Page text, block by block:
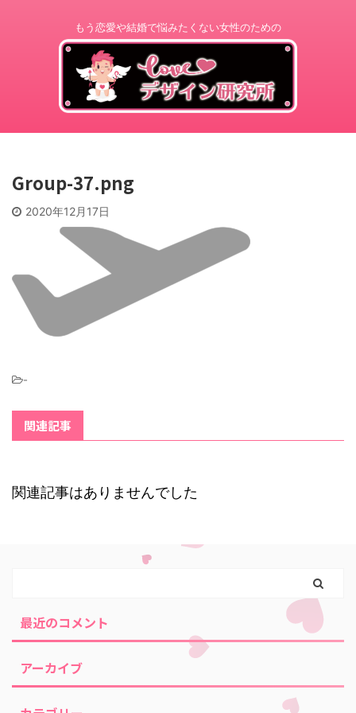
もう恋愛や結婚で悩みたくない女性のための
Group-37.png
2020年12月17日
-
関連記事
関連記事はありませんでした
最近のコメント
アーカイブ